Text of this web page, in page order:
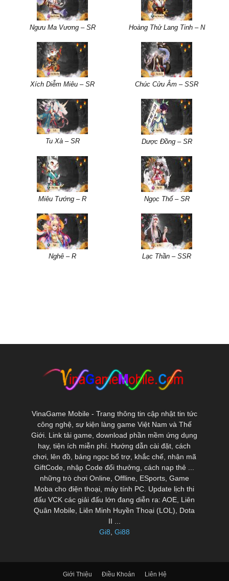
Ngưu Ma Vương – SR Hoàng Thử Lang Tinh – N
Xích Diễm Miêu – SR Chúc Cửu Âm – SSR
Tu Xà – SR Dược Đồng – SR
Miêu Tướng – R Ngọc Thố – SR
Nghê – R Lạc Thần – SSR
VinaGame Mobile - Trang thông tin cập nhật tin tức
công nghệ, sự kiện làng game Việt Nam và Thế
Giới. Link tải game, download phần mềm ứng dụng
hay, tiện ích miễn phí. Hướng dẫn cài đặt, cách
chơi, lên đồ, bảng ngọc bổ trợ, khắc chế, nhận mã
GiftCode, nhập Code đổi thưởng, cách nạp thẻ ...
những trò chơi Online, Offline, ESports, Game
Moba cho điện thoại, máy tính PC. Update lịch thi
đấu VCK các giải đấu lớn đang diễn ra: AOE, Liên
Quân Mobile, Liên Minh Huyền Thoại (LOL), Dota
II ...
Gi8, Gi88
Giới Thiệu Điều Khoản Liên Hệ